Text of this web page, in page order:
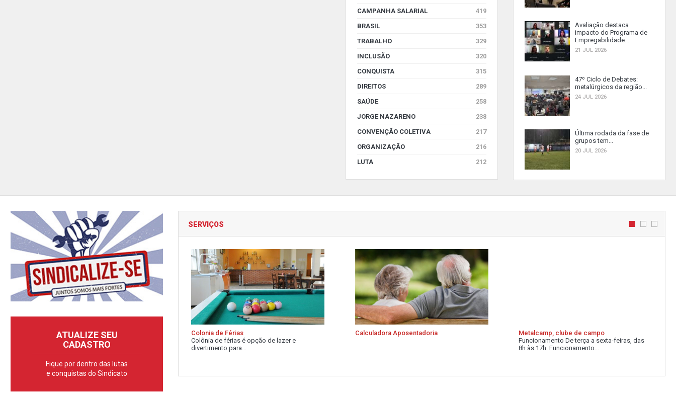
CAMPANHA SALARIAL
419
BRASIL
353
TRABALHO
329
INCLUSÃO
320
CONQUISTA
315
DIREITOS
289
SAÚDE
258
JORGE NAZARENO
238
CONVENÇÃO COLETIVA
217
ORGANIZAÇÃO
216
LUTA
212
Avaliação destaca
impacto do Programa de
Empregabilidade...
21 JUL 2026
47º Ciclo de Debates:
metalúrgicos da região...
24 JUL 2026
Última rodada da fase de
grupos tem...
20 JUL 2026
ATUALIZE SEU
CADASTRO
Fique por dentro das lutas
e conquistas do Sindicato
SERVIÇOS
Colonia de Férias
Colônia de férias é opção de lazer e
divertimento para...
Calculadora Aposentadoria
Metalcamp, clube de campo
Funcionamento De terça a sexta-feiras, das
8h às 17h. Funcionamento...